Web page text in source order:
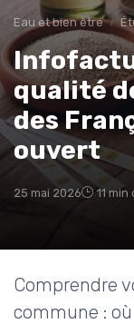
Eau et bien être
qualité
des
ouvert
25 mai 2026 11
Comprendre
commune :